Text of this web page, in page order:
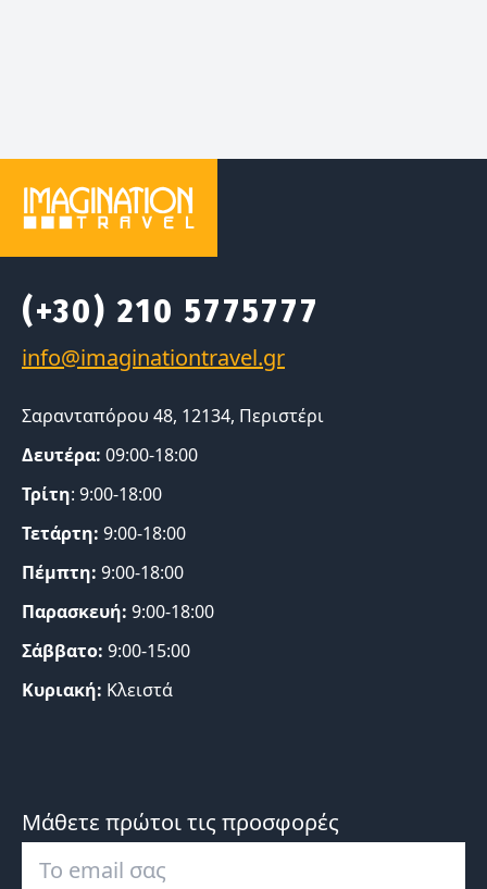
(+30) 210 5775777
Σαρανταπόρου 48, 12134, Περιστέρι
Δευτέρα: 09:00-18:00
Τρίτη: 9:00-18:00
Τετάρτη: 9:00-18:00
Πέμπτη: 9:00-18:00
Παρασκευή: 9:00-18:00
Σάββατο: 9:00-15:00
Κυριακή: Κλειστά
Μάθετε πρώτοι τις προσφορές